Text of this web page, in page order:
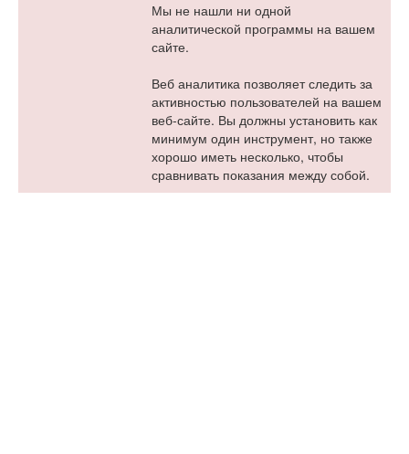
Мы не нашли ни одной
аналитической программы на вашем
сайте.
Веб аналитика позволяет следить за
активностью пользователей на вашем
веб-сайте. Вы должны установить как
минимум один инструмент, но также
хорошо иметь несколько, чтобы
сравнивать показания между собой.